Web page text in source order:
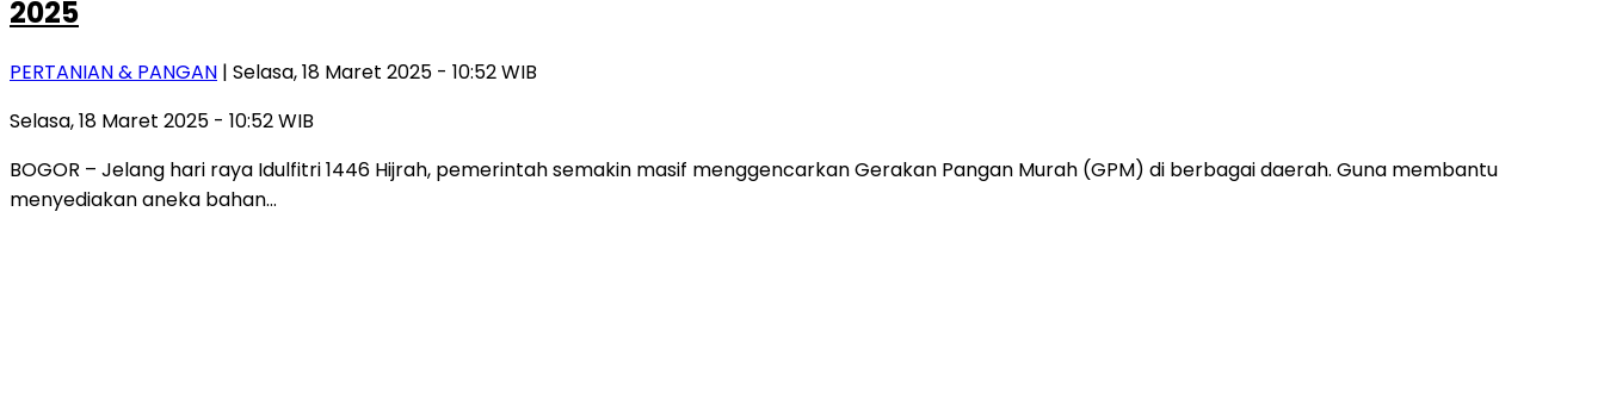
2025
PERTANIAN & PANGAN | Selasa, 18 Maret 2025 - 10:52 WIB
Selasa, 18 Maret 2025 - 10:52 WIB
BOGOR – Jelang hari raya Idulfitri 1446 Hijrah, pemerintah semakin masif menggencarkan Gerakan Pangan Murah (GPM) di berbagai daerah. Guna membantu
menyediakan aneka bahan…